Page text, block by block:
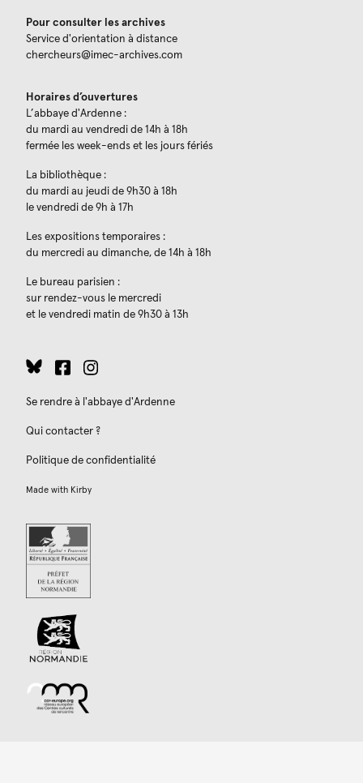
Pour consulter les archives
Service d'orientation à distance
chercheurs@imec-archives.com
Horaires d’ouvertures
L’abbaye d'Ardenne :
du mardi au vendredi de 14h à 18h
fermée les week-ends et les jours fériés
La bibliothèque :
du mardi au jeudi de 9h30 à 18h
le vendredi de 9h à 17h
Les expositions temporaires :
du mercredi au dimanche, de 14h à 18h
Le bureau parisien :
sur rendez-vous le mercredi
et le vendredi matin de 9h30 à 13h
Se rendre à l'abbaye d'Ardenne
Qui contacter ?
Politique de confidentialité
Made with Kirby